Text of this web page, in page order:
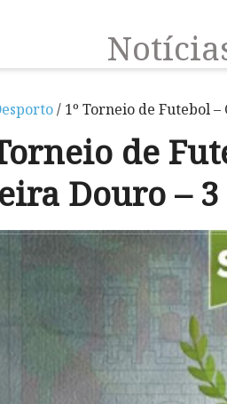
/ 1º Torneio de Futebol
de
Douro –